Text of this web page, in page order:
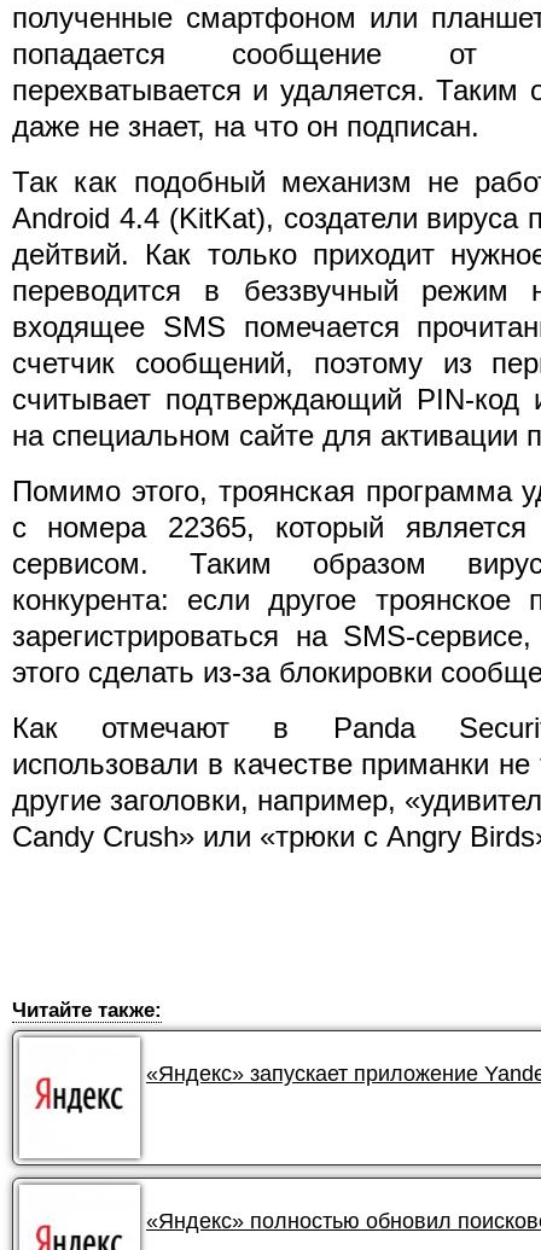
полученные смартфоном или
попадается сообщение от
перехватывается и удаляется. Таким
даже не знает, на что он подписан.
Так как подобный механизм не
Android 4.4 (KitKat), создатели вируса
дейтвий. Как только приходит
переводится в беззвучный
входящее SMS помечается
счетчик сообщений, поэтому из
считывает подтверждающий PIN-код
на специальном сайте для активации
Помимо этого, троянская программа
с номера 22365, который
сервисом. Таким образом
конкурента: если другое троянское
зарегистрироваться на SMS-
этого сделать из-за блокировки
Как отмечают в Panda
использовали в качестве приманки
другие заголовки, например,
Candy Crush» или «трюки с Angry
Читайте также:
«Яндекс» запускает приложение
«Яндекс» полностью обновил